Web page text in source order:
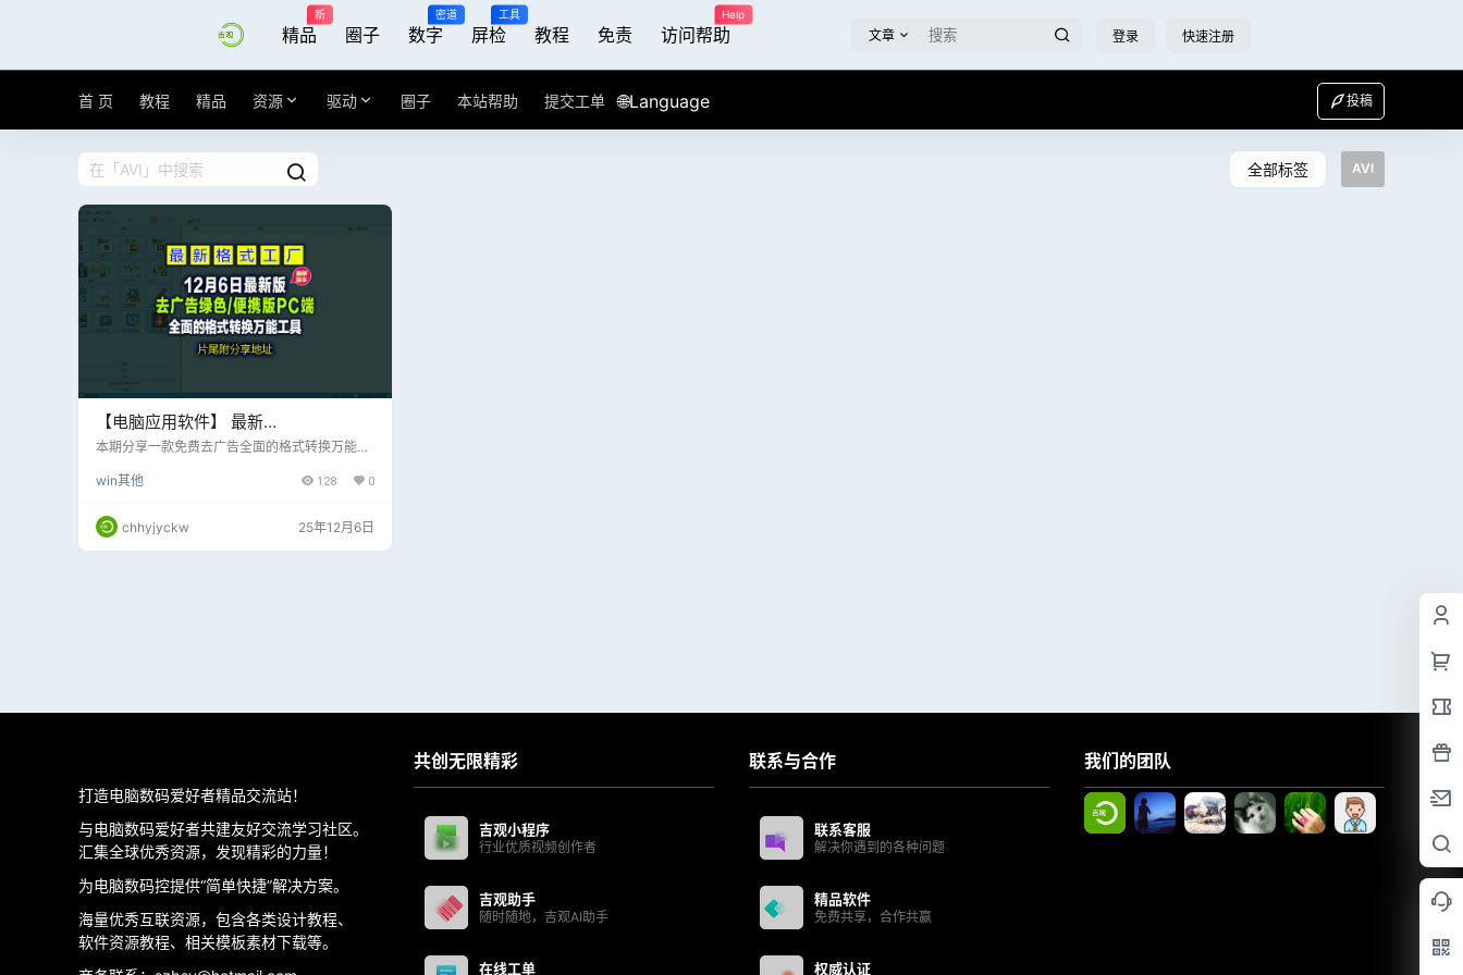
精品
新
圈子 数字
密道
屏检
工具
教程 免责 访问帮助
Help
文章 登录 快速注册
首 页 教程 精品 资源 驱动 圈子 本站帮助 提交工单 🌐Language 投稿
全部标签 AVI
【电脑应用软件】 最新
FormatFactory【格式工厂 】
本期分享一款免费去广告全面的格式转换万能工
换，如 MP4、AVI、MKV、WMV、FLV、MO
支持 MP3、WMA、FLAC、AAC、MMF、AM
R、OGG、WAV 等音频格式的转换。 图片： 支
持 JPG、PNG、ICO、BMP、TIF、PCX、TGA
win其他 128 0
chhyjyckw 25年12月6日
打造电脑数码爱好者精品交流站！
与电脑数码爱好者共建友好交流学习社区。
汇集全球优秀资源，发现精彩的力量！
为电脑数码控提供“简单快捷”解决方案。
海量优秀互联资源，包含各类设计教程、
软件资源教程、相关模板素材下载等。
共创无限精彩
吉观小程序
行业优质视频创作者
吉观助手
随时随地，吉观AI助手
在线工单
联系与合作
联系客服
解决你遇到的各种问题
精品软件
免费共享，合作共赢
权威认证
我们的团队